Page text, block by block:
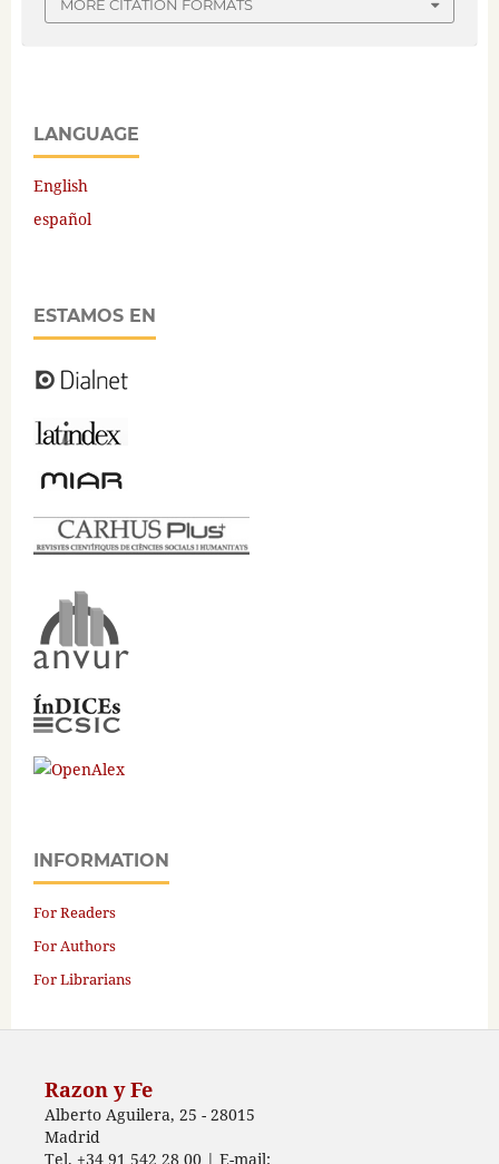
MORE CITATION FORMATS
LANGUAGE
English
español
ESTAMOS EN
INFORMATION
For Readers
For Authors
For Librarians
Razon y Fe
Alberto Aguilera, 25 - 28015
Madrid
Tel. +34 91 542 28 00 | E-mail: